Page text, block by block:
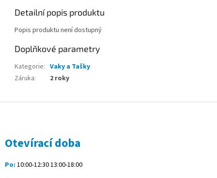
Detailní popis produktu
Popis produktu není dostupný
Doplňkové parametry
Kategorie: Vaky a Tašky
Záruka: 2 roky
Otevírací doba
Po: 10:00-12:30 13:00-18:00